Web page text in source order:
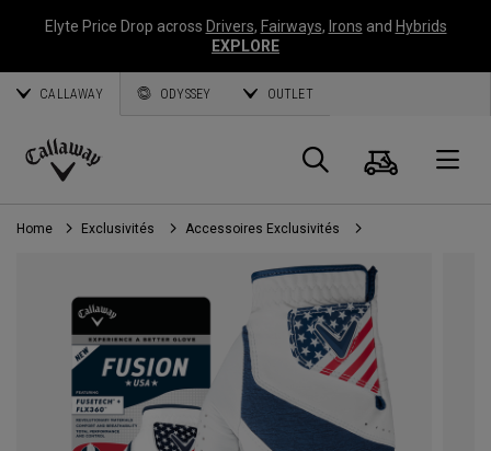
Elyte Price Drop across Drivers, Fairways, Irons and Hybrids
EXPLORE
CALLAWAY ODYSSEY OUTLET
Callaway
Golf
Panier
Home Exclusivités Accessoires Exclusivités